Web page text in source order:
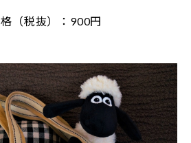
（税抜）：900円